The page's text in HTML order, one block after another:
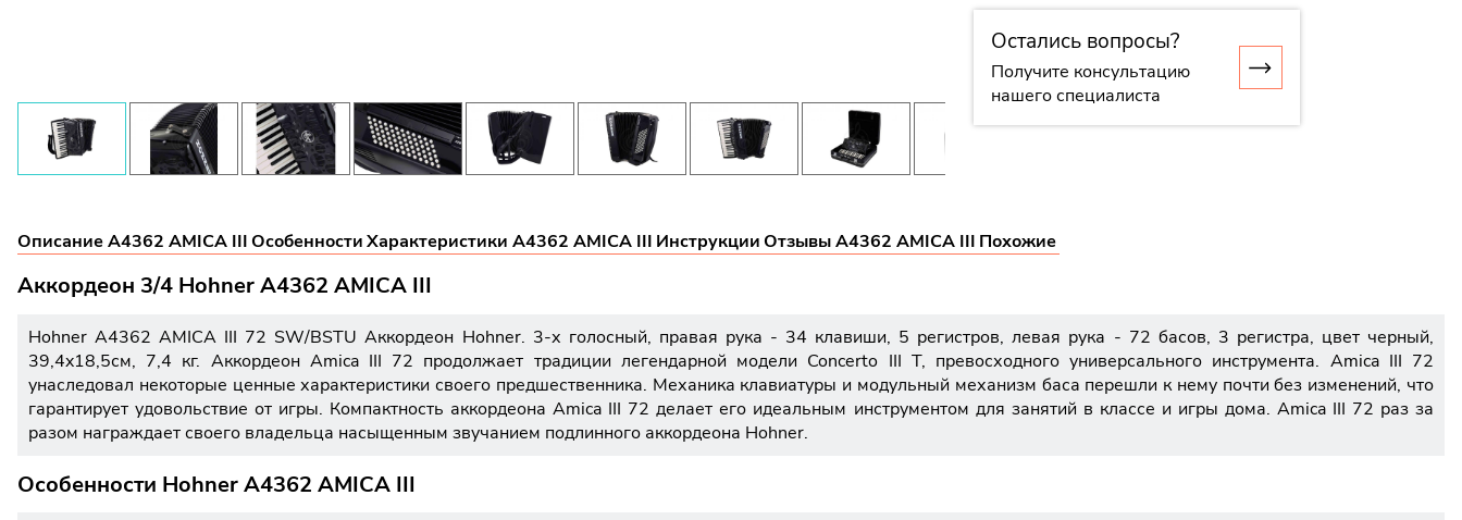
Остались вопросы?
Получите консультацию
нашего специалиста
Описание A4362 AMICA IIIОсобенностиХарактеристики A4362 AMICA III ИнструкцииОтзывы A4362 AMICA III Похожие
Аккордеон 3/4 Hohner A4362 AMICA III
Hohner A4362 AMICA III 72 SW/BSTU Аккордеон Hohner. 3-х голосный, правая рука - 34 клавиши, 5 регистров, левая рука - 72 басов, 3 регистра, цвет черный,
39,4x18,5см, 7,4 кг. Аккордеон Amica III 72 продолжает традиции легендарной модели Concerto III T, превосходного универсального инструмента. Amica III 72
унаследовал некоторые ценные характеристики своего предшественника. Механика клавиатуры и модульный механизм баса перешли к нему почти без изменений, что
гарантирует удовольствие от игры. Компактность аккордеона Amica III 72 делает его идеальным инструментом для занятий в классе и игры дома. Amica III 72 раз за
разом награждает своего владельца насыщенным звучанием подлинного аккордеона Hohner.
Особенности Hohner A4362 AMICA III